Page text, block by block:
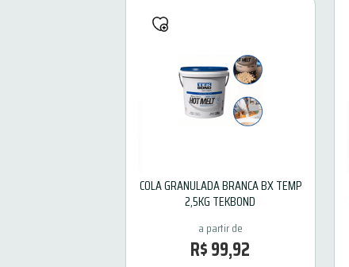
COLA GRANULADA BRANCA BX TEMP
2,5KG TEKBOND
R$99,92